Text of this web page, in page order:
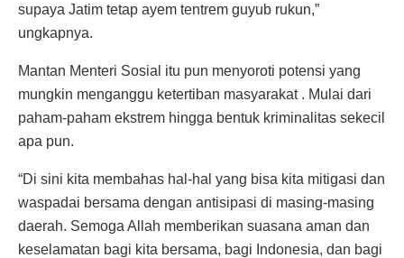
supaya Jatim tetap ayem tentrem guyub rukun,”
ungkapnya.
Mantan Menteri Sosial itu pun menyoroti potensi yang
mungkin menganggu ketertiban masyarakat . Mulai dari
paham-paham ekstrem hingga bentuk kriminalitas sekecil
apa pun.
“Di sini kita membahas hal-hal yang bisa kita mitigasi dan
waspadai bersama dengan antisipasi di masing-masing
daerah. Semoga Allah memberikan suasana aman dan
keselamatan bagi kita bersama, bagi Indonesia, dan bagi